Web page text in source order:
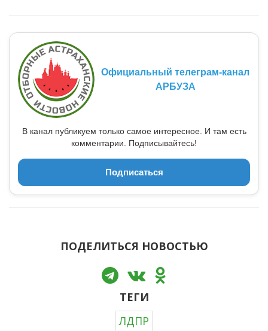
Официальный телеграм-канал
АРБУЗА
В канал публикуем только самое интересное. И там есть
комментарии. Подписывайтесь!
Подписаться
ПОДЕЛИТЬСЯ НОВОСТЬЮ
ТЕГИ
ЛДПР